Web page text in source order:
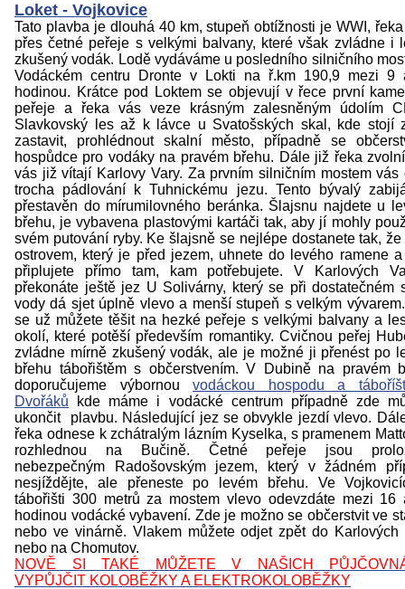
Loket - Vojkovice
Tato plavba je dlouhá 40 km, stupeň obtížnosti je WWI,
přes četné peřeje s velkými balvany, které však zvládne i
zkušený vodák. Lodě vydáváme u posledního silničního
Vodáckém centru Dronte v Lokti na ř.km 190,9 mezi 9
hodinou. Krátce pod Loktem se objevují v řece první
peřeje a řeka vás veze krásným zalesněným údolím
Slavkovský les až k lávce u Svatošských skal, kde stojí
zastavit, prohlédnout skalní město, případně se
hospůdce pro vodáky na pravém břehu. Dále již řeka
vás již vítají Karlovy Vary. Za prvním silničním mostem vás
trocha pádlování k Tuhnickému jezu. Tento bývalý
přestavěn do mírumilovného beránka. Šlajsnu najdete u
břehu, je vybavena plastovými kartáči tak, aby jí mohly
svém putování ryby. Ke šlajsně se nejlépe dostanete tak, že
ostrovem, který je před jezem, uhnete do levého ramene
připlujete přímo tam, kam potřebujete. V Karlových
překonáte ještě jez U Solivárny, který se při dostatečném
vody dá sjet úplně vlevo a menší stupeň s velkým
se už můžete těšit na hezké peřeje s velkými balvany a
okolí, které potěší především romantiky. Cvičnou peřej
zvládne mírně zkušený vodák, ale je možné ji přenést po
břehu tábořištěm s občerstvením. V Dubině na pravém
doporučujeme výbornou vodáckou hospodu a
Dvořáků
kde máme i vodácké centrum případně zde
ukončit plavbu. Následující jez se obvykle jezdí vlevo.
řeka odnese k zchátralým lázním Kyselka, s pramenem
rozhlednou na Bučině. Četné peřeje jsou
nebezpečným Radošovským jezem, který v žádném
nesjíždějte, ale přeneste po levém břehu. Ve
tábořišti 300 metrů za mostem vlevo odevzdáte mezi 16
hodinou vodácké vybavení. Zde je možno se občerstvit ve
nebo ve vinárně. Vlakem můžete odjet zpět do Karlových
nebo na Chomutov.
NOVĚ SI TAKÉ MŮŽETE V NAŠICH
VYPŮJČIT KOLOBĚŽKY A ELEKTROKOLOBĚŽKY